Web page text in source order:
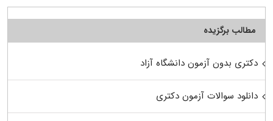
مطالب برگزیده
دکتری بدون آزمون دانشگاه آزاد
دانلود سوالات آزمون دکتری